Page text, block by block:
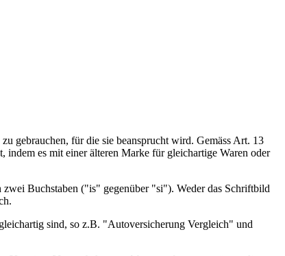
gebrauchen, für die sie beansprucht wird. Gemäss Art. 13
indem es mit einer älteren Marke für gleichartige Waren oder
Buchstaben ("is" gegenüber "si"). Weder das Schriftbild
sind, so z.B. "Autoversicherung Vergleich" und